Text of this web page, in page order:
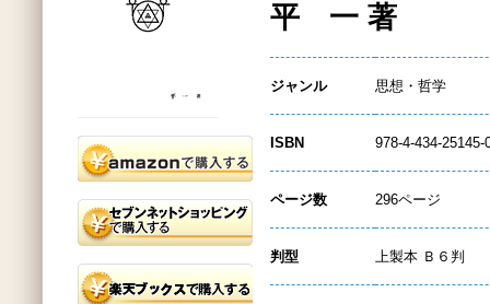
平 一 著
ジャンル 思想・哲学
ISBN 978-4-434-25145-
ページ数 296ページ
判型 上製本 Ｂ６判